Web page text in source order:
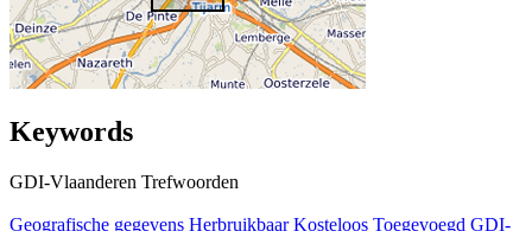
Keywords
GDI-Vlaanderen Trefwoorden
Geografische gegevens Herbruikbaar Kosteloos Toegevoegd GDI-